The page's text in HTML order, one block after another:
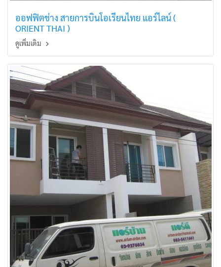
ออฟฟิตช่าง สายการบินโอเรียนไทย แอร์ไลน์ (
ORIENT THAI )
ดูเพิ่มเติม